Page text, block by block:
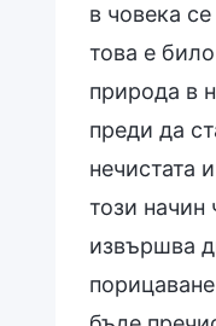
в човека
това е
природа в
преди да
нечистата
този
извършва